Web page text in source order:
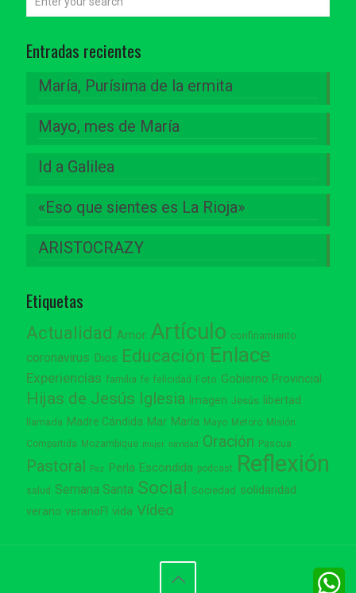
Entradas recientes
María, Purísima de la ermita
Mayo, mes de María
Id a Galilea
«Eso que sientes es La Rioja»
ARISTOCRAZY
Etiquetas
Actualidad Amor Artículo confinamiento
coronavirus Dios Educación Enlace
Experiencias familia fe felicidad Foto Gobierno Provincial
Hijas de Jesús Iglesia Imagen Jesús libertad
llamada Madre Cándida Mar María Mayo Metoro Misión
Compartida Mozambique mujer navidad Oración Pascua
Pastoral Paz Perla Escondida podcast Reflexión
salud Semana Santa Social Sociedad solidaridad
verano veranoFI vida Vídeo